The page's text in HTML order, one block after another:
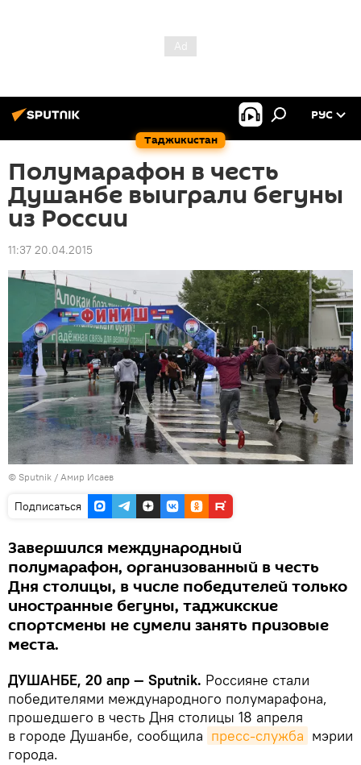
Таджикистан
РУС
Полумарафон в честь
Душанбе выиграли бегуны
из России
11:37 20.04.2015
© Sputnik / Амир Исаев
Подписаться
Завершился международный
полумарафон, организованный в честь
Дня столицы, в числе победителей только
иностранные бегуны, таджикские
спортсмены не сумели занять призовые
места.
ДУШАНБЕ, 20 апр — Sputnik. Россияне стали
победителями международного полумарафона,
прошедшего в честь Дня столицы 18 апреля
в городе Душанбе, сообщила пресс-служба мэрии
города.